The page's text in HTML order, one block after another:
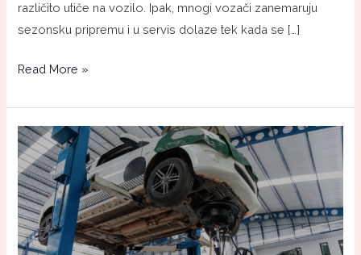
različito utiče na vozilo. Ipak, mnogi vozači zanemaruju
sezonsku pripremu i u servis dolaze tek kada se […]
Read More »
Koliko
zaista
košta
održavanje
automobila
na